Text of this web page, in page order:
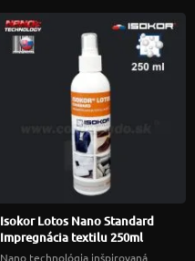
Isokor Lotos Nano Standard
Impregnácia textilu 250ml
Nano technológia inšpirovaná